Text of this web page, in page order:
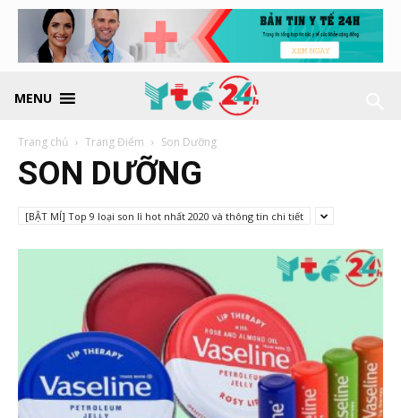
MENU
Trang chủ Trang Điểm Son Dưỡng
SON DƯỠNG
[BẬT MÍ] Top 9 loại son lì hot nhất 2020 và thông tin chi tiết